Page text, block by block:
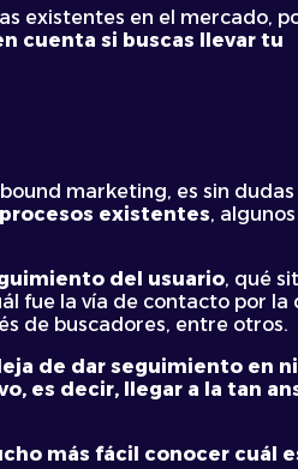
existentes en el mercado,
cuenta si buscas llevar tu
marketing, es sin dudas
existentes,
del usuario, qué
fue la vía de contacto por la
de buscadores, entre otros.
de dar seguimiento en
es decir, llegar a la tan
más fácil conocer cuál